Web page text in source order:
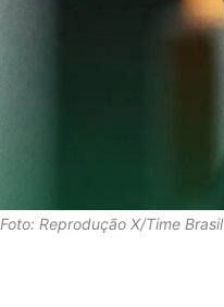
Foto: Reprodução X/Time Brasil